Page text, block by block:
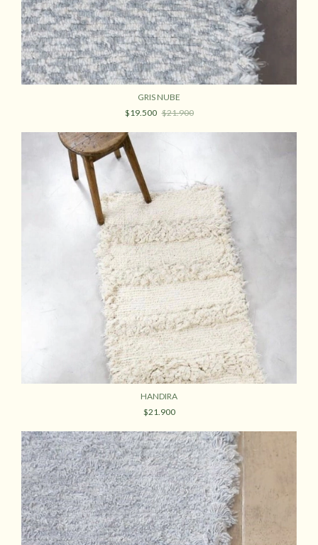
GRIS NUBE
$19.500 $21.900
HANDIRA
$21.900